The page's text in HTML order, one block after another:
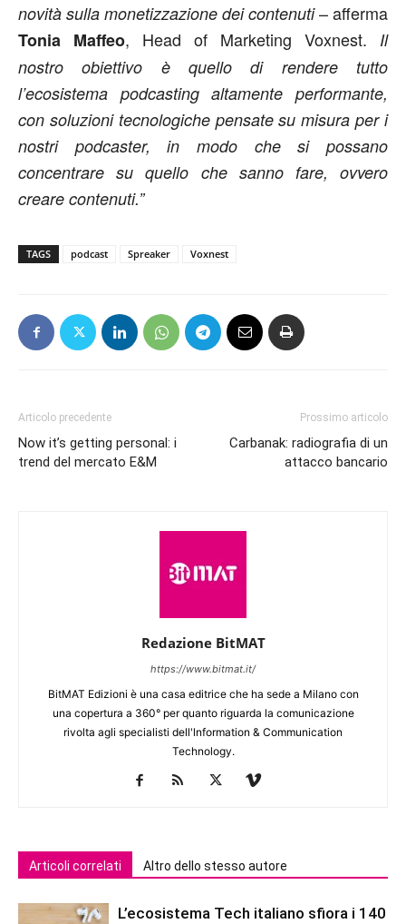
novità sulla monetizzazione dei contenuti– afferma
Tonia Maffeo, Head of Marketing Voxnest. Il
nostro obiettivo è quello di rendere tutto
l’ecosistema podcasting altamente performante,
con soluzioni tecnologiche pensate su misura per i
nostri podcaster, in modo che si possano
concentrare su quello che sanno fare, ovvero
creare contenuti.”
TAGS podcast Spreaker Voxnest
Articolo precedente
Now it’s getting personal: i
trend del mercato E&M
Prossimo articolo
Carbanak: radiografia di un
attacco bancario
Redazione BitMAT
https://www.bitmat.it/
BitMAT Edizioni è una casa editrice che ha sede a Milano con
una copertura a 360° per quanto riguarda la comunicazione
rivolta agli specialisti dell'lnformation & Communication
Technology.
Articoli correlati Altro dello stesso autore
L’ecosistema Tech italiano sfiora i 140